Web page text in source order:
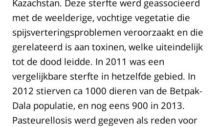
Kazachstan. Deze sterfte werd geassocieerd
met de weelderige, vochtige vegetatie die
spijsverteringsproblemen veroorzaakt en die
gerelateerd is aan toxinen, welke uiteindelijk
tot de dood leidde. In 2011 was een
vergelijkbare sterfte in hetzelfde gebied. In
2012 stierven ca 1000 dieren van de Betpak-
Dala populatie, en nog eens 900 in 2013.
Pasteurellosis werd gegeven als reden voor